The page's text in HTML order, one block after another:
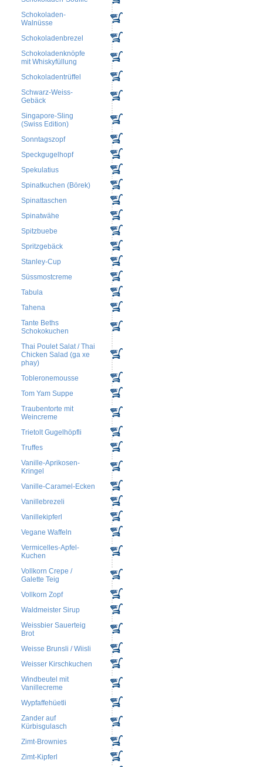
Schokoladen-
Walnüsse
Schokoladenbrezel
Schokoladenknöpfe
mit Whiskyfüllung
Schokoladentrüffel
Schwarz-Weiss-
Gebäck
Singapore-Sling
(Swiss Edition)
Sonntagszopf
Speckgugelhopf
Spekulatius
Spinatkuchen (Börek)
Spinattaschen
Spinatwähe
Spitzbuebe
Spritzgebäck
Stanley-Cup
Süssmostcreme
Tabula
Tahena
Tante Beths
Schokokuchen
Thai Poulet Salat / Thai
Chicken Salad (ga xe
phay)
Tobleronemousse
Tom Yam Suppe
Traubentorte mit
Weincreme
Trietolt Gugelhöpfli
Truffes
Vanille-Aprikosen-
Kringel
Vanille-Caramel-Ecken
Vanillebrezeli
Vanillekipferl
Vegane Waffeln
Vermicelles-Apfel-
Kuchen
Vollkorn Crepe /
Galette Teig
Vollkorn Zopf
Waldmeister Sirup
Weissbier Sauerteig
Brot
Weisse Brunsli / Wiisli
Weisser Kirschkuchen
Windbeutel mit
Vanillecreme
Wypfaffehüetli
Zander auf
Kürbisgulasch
Zimt-Brownies
Zimt-Kipferl